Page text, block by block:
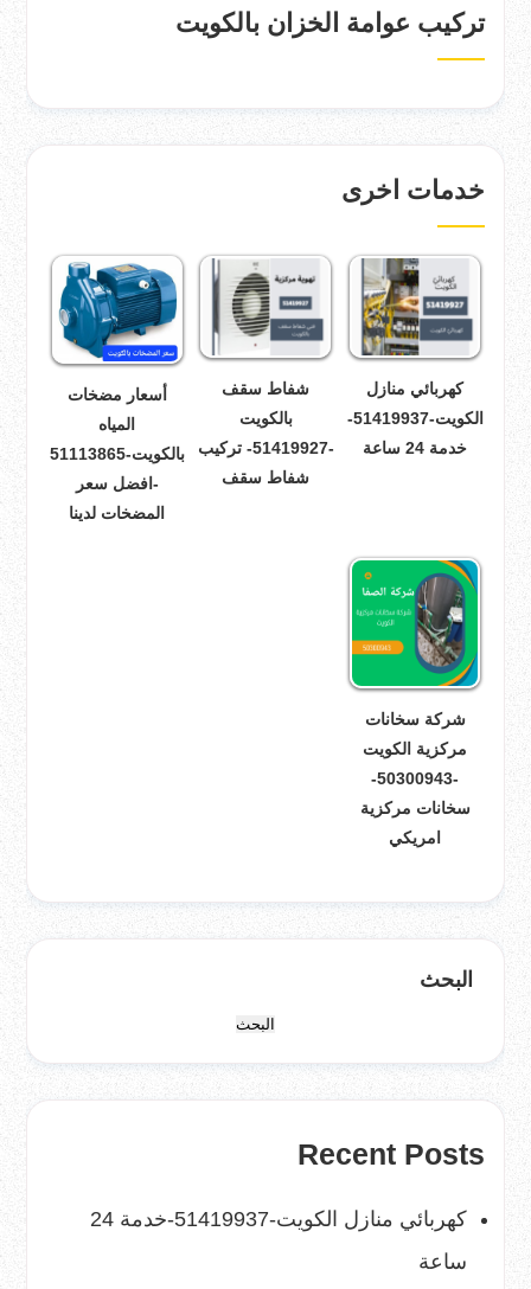
تركيب عوامة الخزان بالكويت
خدمات اخرى
كهربائي منازل
الكويت-51419937-
خدمة 24 ساعة
شفاط سقف
بالكويت
-51419927- تركيب
شفاط سقف
أسعار مضخات
المياه
بالكويت-51113865
-افضل سعر
المضخات لدينا
شركة سخانات
مركزية الكويت
-50300943-
سخانات مركزية
امريكي
البحث
البحث
Recent Posts
كهربائي منازل الكويت-51419937-خدمة 24
ساعة